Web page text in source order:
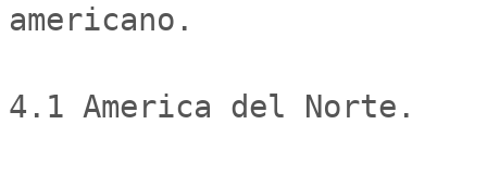
americano.
4.1 America del Norte.